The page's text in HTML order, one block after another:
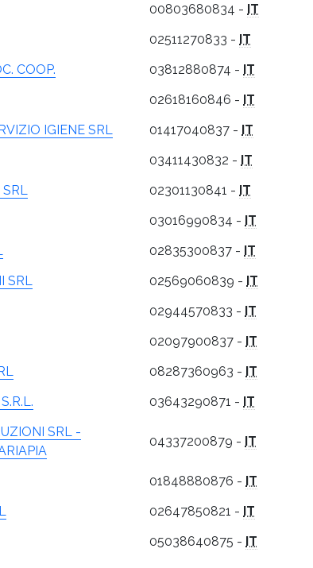
00803680834 - IT
02511270833 - IT
COOP.
03812880874 - IT
02618160846 - IT
IGIENE SRL
01417040837 - IT
03411430832 - IT
02301130841 - IT
03016990834 - IT
02835300837 - IT
SRL
02569060839 - IT
02944570833 - IT
02097900837 - IT
08287360963 - IT
03643290871 - IT
SRL -
04337200879 - IT
01848880876 - IT
02647850821 - IT
05038640875 - IT